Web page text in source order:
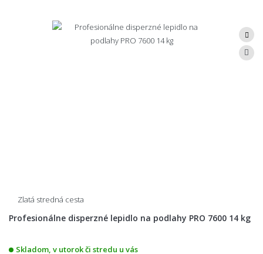
Zlatá stredná cesta
Profesionálne disperzné lepidlo na podlahy PRO 7600 14 kg
Skladom, v utorok či stredu u vás